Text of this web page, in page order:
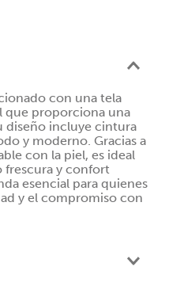
Supersoft Cintura
7371HA
con una tela
que proporciona una
diseño incluye cintura
y moderno. Gracias a
con la piel, es ideal
frescura y confort
esencial para quienes
y el compromiso con